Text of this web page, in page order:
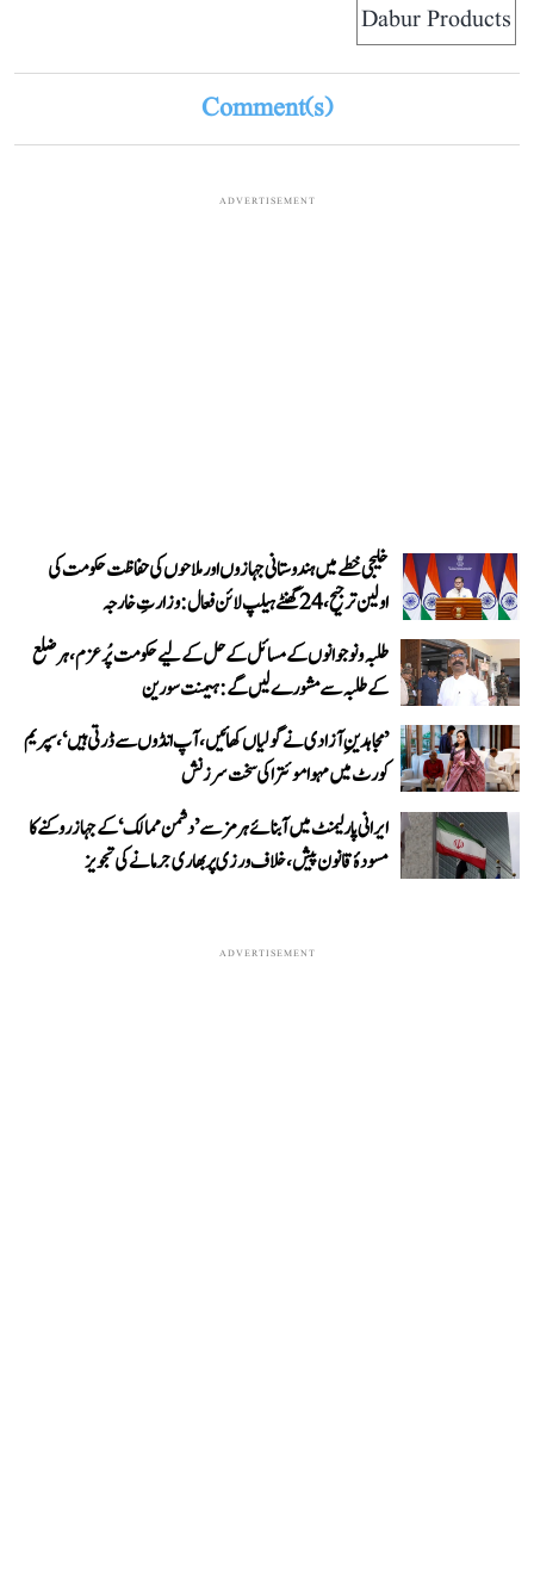
Dabur Products
Comment(s)
ADVERTISEMENT
خلیجی خطے میں ہندوستانی جہازوں اور ملاحوں کی حفاظت حکومت کی
اولین ترجیح، 24 گھنٹے ہیلپ لائن فعال: وزارتِ خارجہ
طلبہ و نوجوانوں کے مسائل کے حل کے لیے حکومت پُرعزم، ہر ضلع
کے طلبہ سے مشورے لیں گے: ہیمنت سورین
’مجاہدینِ آزادی نے گولیاں کھائیں، آپ انڈوں سے ڈرتی ہیں‘، سپریم
کورٹ میں مہوا موئترا کی سخت سرزنش
ایرانی پارلیمنٹ میں آبنائے ہرمز سے ’دشمن ممالک‘ کے جہاز روکنے کا
مسودۂ قانون پیش، خلاف ورزی پر بھاری جرمانے کی تجویز
ADVERTISEMENT